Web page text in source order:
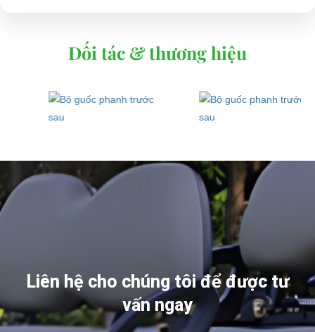
Đối tác & thương hiệu
Liên hệ cho chúng tôi để được tư
vấn ngay